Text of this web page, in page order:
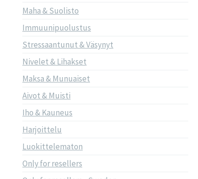
Maha & Suolisto
Immuunipuolustus
Stressaantunut & Väsynyt
Nivelet & Lihakset
Maksa & Munuaiset
Aivot & Muisti
Iho & Kauneus
Harjoittelu
Luokittelematon
Only for resellers